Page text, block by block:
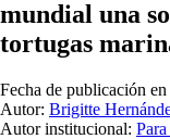
mundial una
tortugas
Fecha de publicación
Autor: Brigitte
Autor institucional: